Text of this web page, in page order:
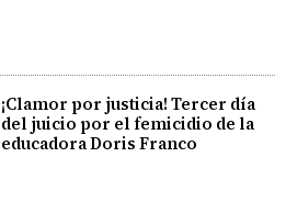
¡Clamor por justicia! Tercer día
del juicio por el femicidio de la
educadora Doris Franco